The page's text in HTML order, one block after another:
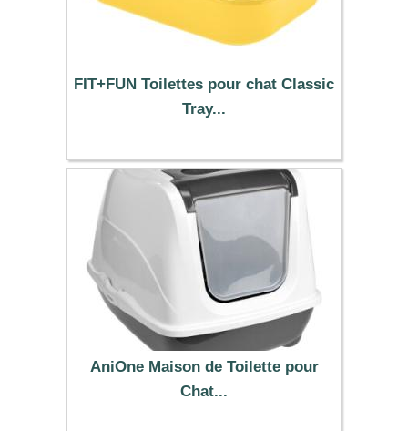
FIT+FUN Toilettes pour chat Classic
Tray...
7.99 €
AniOne Maison de Toilette pour
Chat...